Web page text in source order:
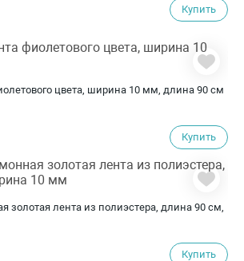
Купить
цвета, ширина 10 мм, длина 90 см
Купить
золотая лента из полиэстера, длина 90 см,
Купить